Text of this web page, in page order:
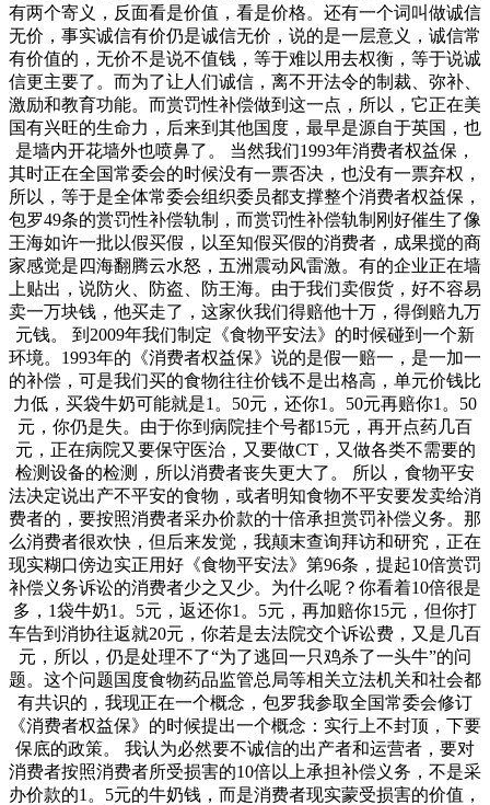
有两个寄义，反面看是价值，看是价格。还有一个词叫做诚信
无价，事实诚信有价仍是诚信无价，说的是一层意义，诚信常
有价值的，无价不是说不值钱，等于难以用去权衡，等于说诚
信更主要了。而为了让人们诚信，离不开法令的制裁、弥补、
激励和教育功能。而赏罚性补偿做到这一点，所以，它正在美
国有兴旺的生命力，后来到其他国度，最早是源自于英国，也
是墙内开花墙外也喷鼻了。 当然我们1993年消费者权益保，
其时正在全国常委会的时候没有一票否决，也没有一票弃权，
所以，等于是全体常委会组织委员都支撑整个消费者权益保，
包罗49条的赏罚性补偿轨制，而赏罚性补偿轨制刚好催生了像
王海如许一批以假买假，以至知假买假的消费者，成果搅的商
家感觉是四海翻腾云水怒，五洲震动风雷激。有的企业正在墙
上贴出，说防火、防盗、防王海。由于我们卖假货，好不容易
卖一万块钱，他买走了，这家伙我们得赔他十万，得倒赔九万
元钱。 到2009年我们制定《食物平安法》的时候碰到一个新
环境。1993年的《消费者权益保》说的是假一赔一，是一加一
的补偿，可是我们买的食物往往价钱不是出格高，单元价钱比
力低，买袋牛奶可能就是1。50元，还你1。50元再赔你1。50
元，你仍是失。由于你到病院挂个号都15元，再开点药几百
元，正在病院又要保守医治，又要做CT，又做各类不需要的
检测设备的检测，所以消费者丧失更大了。 所以，食物平安
法决定说出产不平安的食物，或者明知食物不平安要发卖给消
费者的，要按照消费者采办价款的十倍承担赏罚补偿义务。那
么消费者很欢快，但后来发觉，我颠末查询拜访和研究，正在
现实糊口傍边实正用好《食物平安法》第96条，提起10倍赏罚
补偿义务诉讼的消费者少之又少。为什么呢？你看着10倍很是
多，1袋牛奶1。5元，返还你1。5元，再加赔你15元，但你打
车告到消协往返就20元，你若是去法院交个诉讼费，又是几百
元，所以，仍是处理不了“为了逃回一只鸡杀了一头牛”的问
题。这个问题国度食物药品监管总局等相关立法机关和社会都
有共识的，我现正在一个概念，包罗我参取全国常委会修订
《消费者权益保》的时候提出一个概念：实行上不封顶，下要
保底的政策。 我认为必然要不诚信的出产者和运营者，要对
消费者按照消费者所受损害的10倍以上承担补偿义务，不是采
办价款的1。5元的牛奶钱，而是消费者现实蒙受损害的价值，